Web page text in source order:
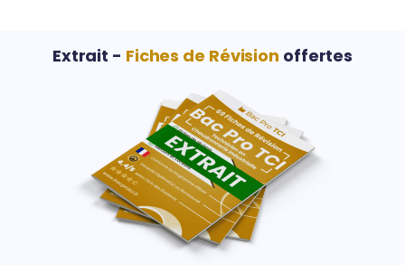
Extrait - Fiches de Révision offertes